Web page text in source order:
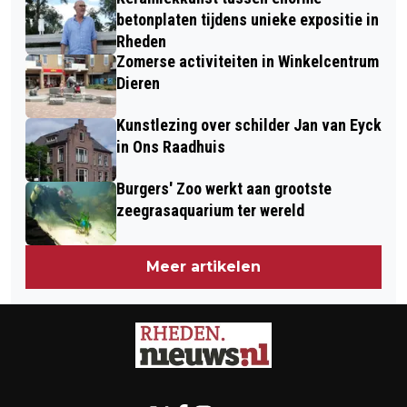
DICKENS FESTIVAL VELP
betonplaten tijdens unieke expositie in
Rheden
Zomerse activiteiten in Winkelcentrum
Dieren
Kunstlezing over schilder Jan van Eyck
in Ons Raadhuis
Burgers' Zoo werkt aan grootste
zeegrasaquarium ter wereld
Meer artikelen